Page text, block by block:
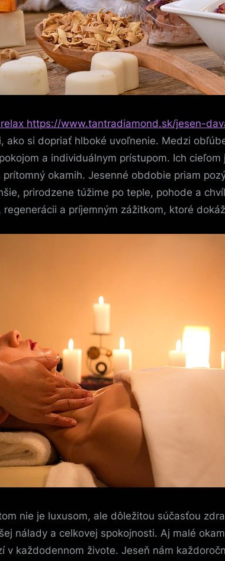
https://www.tantradiamond.sk/jesen-
ako si dopriať hlboké uvoľnenie. Medzi
a individuálnym prístupom. Ich
okamih. Jesenné obdobie priam
prirodzene túžime po teple, pohode a
a príjemným zážitkom, ktoré
nie je luxusom, ale dôležitou súčasťou
nálady a celkovej spokojnosti. Aj malé
v každodennom živote. Jeseň nám